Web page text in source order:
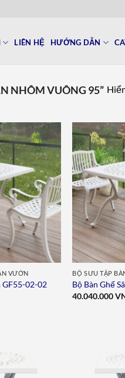
LIÊN HỆ HƯỚNG DẪN
NHÔM VUÔNG 95”
Add to
wishlist
VƯỜN
GF55-02-02
BỘ SƯU TẬP
Bộ Bàn Ghế
40.040.000